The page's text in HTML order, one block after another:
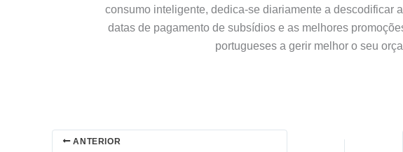
consumo inteligente, dedica-se diariamente a descodificar
datas de pagamento de subsídios e as melhores
portugueses a gerir melhor o seu
ANTERIOR